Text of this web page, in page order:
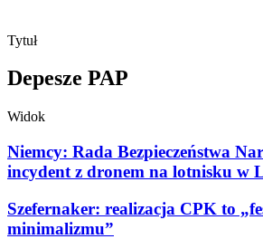
Tytuł
Depesze PAP
Widok
Niemcy: Rada Bezpieczeństwa
incydent z dronem na lotnisku w
Szefernaker: realizacja CPK to
minimalizmu”